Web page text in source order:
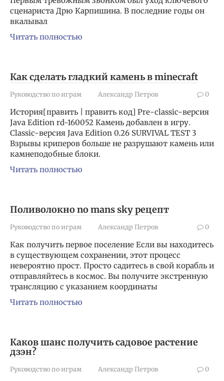
сценариста Дрю Карпишина. В последние годы он
вкалывал
Читать полностью
Как сделать гладкий камень в minecraft
Руководство по играм Александр Петров 0
История[править | править код] Pre-classic-версия
Java Edition rd-160052 Камень добавлен в игру.
Classic-версия Java Edition 0.26 SURVIVAL TEST 3
Взрывы криперов больше не разрушают камень или
камнеподобные блоки.
Читать полностью
Поливолокно no mans sky рецепт
Руководство по играм Александр Петров 0
Как получить первое поселение Если вы находитесь
в существующем сохранении, этот процесс
невероятно прост. Просто садитесь в свой корабль и
отправляйтесь в космос. Вы получите экстренную
трансляцию с указанием координаты
Читать полностью
Каков шанс получить садовое растение
дзэн?
Руководство по играм Александр Петров 0